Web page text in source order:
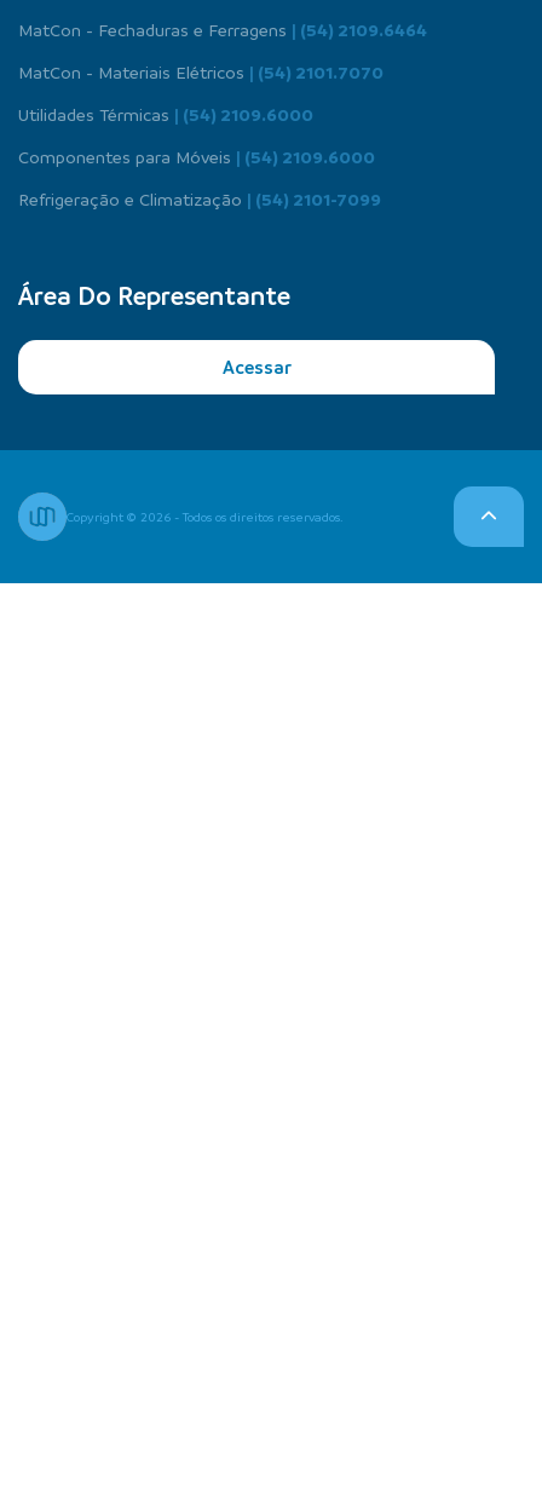
MatCon - Fechaduras e Ferragens | (54) 2109.6464
MatCon - Materiais Elétricos | (54) 2101.7070
Utilidades Térmicas | (54) 2109.6000
Componentes para Móveis | (54) 2109.6000
Refrigeração e Climatização | (54) 2101-7099
Área Do Representante
Acessar
Copyright © 2026 - Todos os direitos reservados.